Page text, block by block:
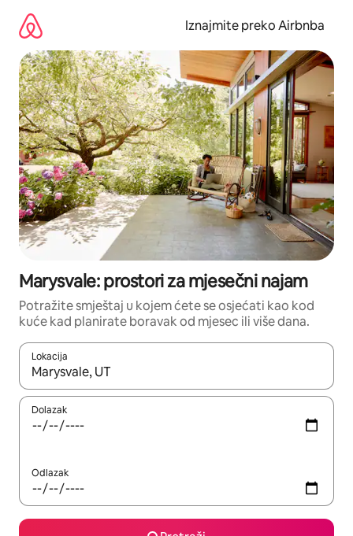
sadržaj
Iznajmite preko Airbnba
Marysvale: prostori za mjesečni najam
Potražite smještaj u kojem ćete se osjećati kao kod
kuće kad planirate boravak od mjesec ili više dana.
Lokacija
Kada budu dostupni rezultati, moći ćete ih pregledati
Dolazak
Odlazak